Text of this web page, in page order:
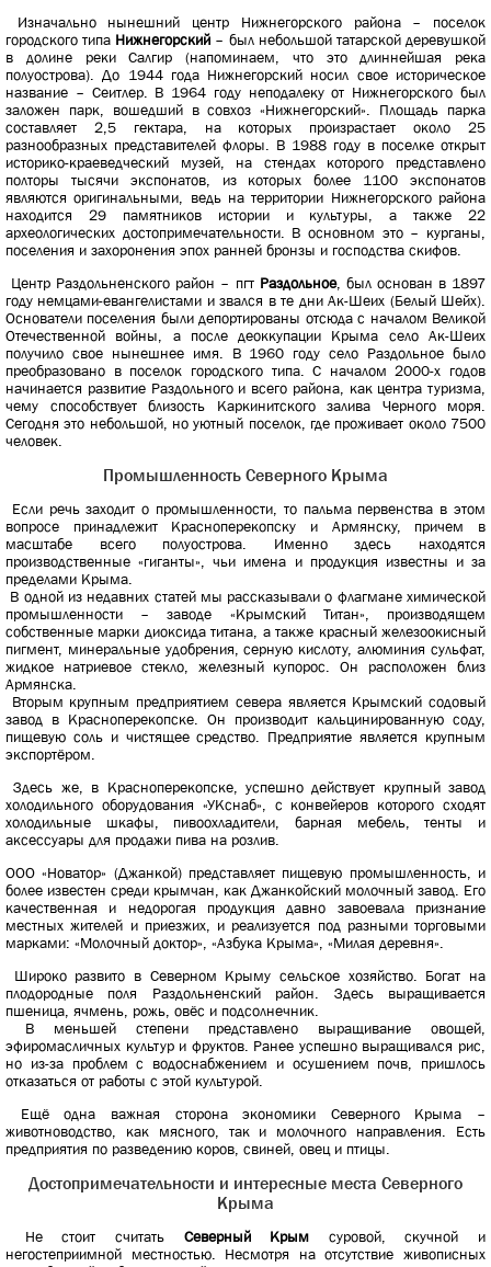
Изначально нынешний центр Нижнегорского района – поселок
городского типа Нижнегорский – был небольшой татарской деревушкой
в долине реки Салгир (напоминаем, что это длиннейшая река
полуострова). До 1944 года Нижнегорский носил свое историческое
название – Сеитлер. В 1964 году неподалеку от Нижнегорского был
заложен парк, вошедший в совхоз «Нижнегорский». Площадь парка
составляет 2,5 гектара, на которых произрастает около 25
разнообразных представителей флоры. В 1988 году в поселке открыт
историко-краеведческий музей, на стендах которого представлено
полторы тысячи экспонатов, из которых более 1100 экспонатов
являются оригинальными, ведь на территории Нижнегорского района
находится 29 памятников истории и культуры, а также 22
археологических достопримечательности. В основном это – курганы,
поселения и захоронения эпох ранней бронзы и господства скифов.
Центр Раздольненского район – пгт Раздольное, был основан в 1897
году немцами-евангелистами и звался в те дни Ак-Шеих (Белый Шейх).
Основатели поселения были депортированы отсюда с началом Великой
Отечественной войны, а после деоккупации Крыма село Ак-Шеих
получило свое нынешнее имя. В 1960 году село Раздольное было
преобразовано в поселок городского типа. С началом 2000-х годов
начинается развитие Раздольного и всего района, как центра туризма,
чему способствует близость Каркинитского залива Черного моря.
Сегодня это небольшой, но уютный поселок, где проживает около 7500
человек.
Промышленность Северного Крыма
Если речь заходит о промышленности, то пальма первенства в этом
вопросе принадлежит Красноперекопску и Армянску, причем в
масштабе всего полуострова. Именно здесь находятся
производственные «гиганты», чьи имена и продукция известны и за
пределами Крыма.
В одной из недавних статей мы рассказывали о флагмане химической
промышленности – заводе «Крымский Титан», производящем
собственные марки диоксида титана, а также красный железоокисный
пигмент, минеральные удобрения, серную кислоту, алюминия сульфат,
жидкое натриевое стекло, железный купорос. Он расположен близ
Армянска.
Вторым крупным предприятием севера является Крымский содовый
завод в Красноперекопске. Он производит кальцинированную соду,
пищевую соль и чистящее средство. Предприятие является крупным
экспортёром.
Здесь же, в Красноперекопске, успешно действует крупный завод
холодильного оборудования «УКснаб», с конвейеров которого сходят
холодильные шкафы, пивоохладители, барная мебель, тенты и
аксессуары для продажи пива на розлив.
ООО «Новатор» (Джанкой) представляет пищевую промышленность, и
более известен среди крымчан, как Джанкойский молочный завод. Его
качественная и недорогая продукция давно завоевала признание
местных жителей и приезжих, и реализуется под разными торговыми
марками: «Молочный доктор», «Азбука Крыма», «Милая деревня».
Широко развито в Северном Крыму сельское хозяйство. Богат на
плодородные поля Раздольненский район. Здесь выращивается
пшеница, ячмень, рожь, овёс и подсолнечник.
В меньшей степени представлено выращивание овощей,
эфиромасличных культур и фруктов. Ранее успешно выращивался рис,
но из-за проблем с водоснабжением и осушением почв, пришлось
отказаться от работы с этой культурой.
Ещё одна важная сторона экономики Северного Крыма –
животноводство, как мясного, так и молочного направления. Есть
предприятия по разведению коров, свиней, овец и птицы.
Достопримечательности и интересные места Северного
Крыма
Не стоит считать Северный Крым суровой, скучной и
негостеприимной местностью. Несмотря на отсутствие живописных